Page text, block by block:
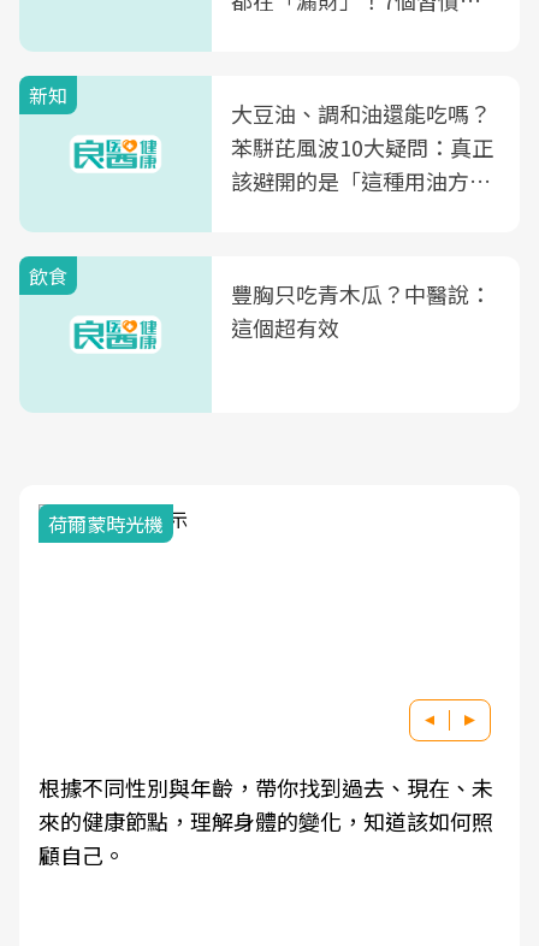
新知
大豆油、調和油還能吃嗎？
苯駢芘風波10大疑問：真正
該避開的是「這種用油方
飲食
豐胸只吃青木瓜？中醫說：
這個超有效
荷爾蒙時光機
根據不同性別與年齡，帶你找到過去、現在、未
來的健康節點，理解身體的變化，知道該如何照
顧自己。